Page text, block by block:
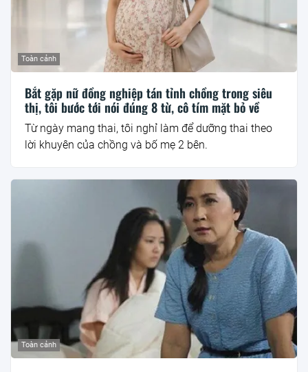
Toàn cảnh
Bắt gặp nữ đồng nghiệp tán tỉnh chồng trong siêu
thị, tôi bước tới nói đúng 8 từ, cô tím mặt bỏ về
Từ ngày mang thai, tôi nghỉ làm để dưỡng thai theo
lời khuyên của chồng và bố mẹ 2 bên.
Toàn cảnh